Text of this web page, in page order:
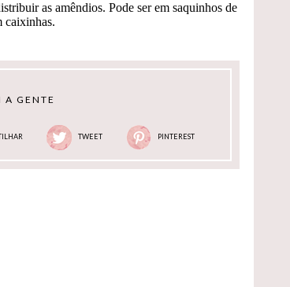
as amêndios. Pode ser em saquinhos de
caixinhas.
A GENTE
TWEET PINTEREST